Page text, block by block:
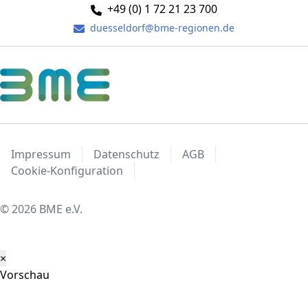
+49 (0) 1 72 21 23 700
duesseldorf@bme-regionen.de
Impressum Datenschutz
AGB
Cookie-Konfiguration
© 2026 BME e.V.
×
Vorschau